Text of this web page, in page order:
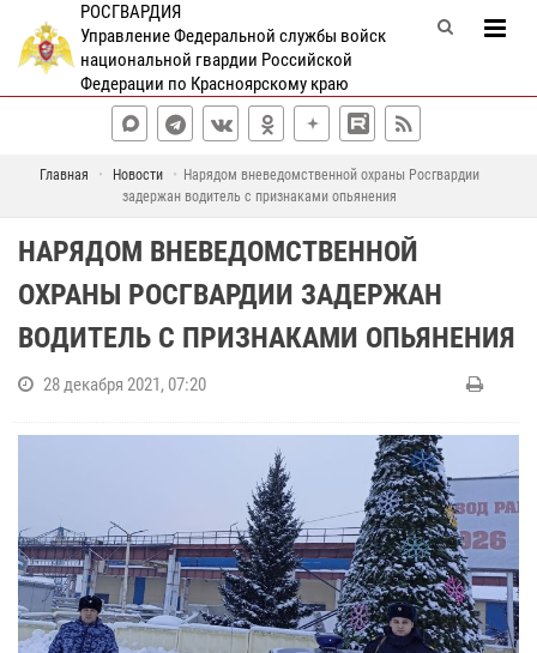
РОСГВАРДИЯ
Управление Федеральной службы войск
национальной гвардии Российской
Федерации по Красноярскому краю
Главная Новости
Нарядом вневедомственной охраны Росгвардии
задержан водитель с признаками опьянения
НАРЯДОМ ВНЕВЕДОМСТВЕННОЙ
ОХРАНЫ РОСГВАРДИИ ЗАДЕРЖАН
ВОДИТЕЛЬ С ПРИЗНАКАМИ ОПЬЯНЕНИЯ
28 декабря 2021, 07:20